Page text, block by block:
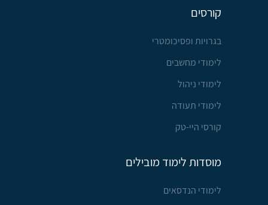
קורסים
בגרויות ופסיכומטרי
לימודי מחשבים
לימודי ניהול
לימודי תעודה
קורסי היי-טק
מוסדות לימוד מובילים
לימודי הנדסאים